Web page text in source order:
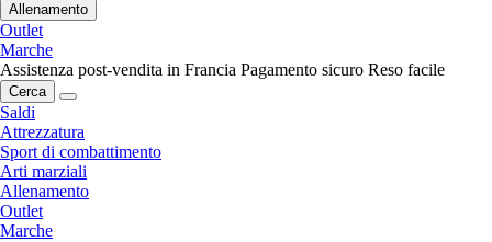
Allenamento
Outlet
Marche
Assistenza post-vendita in Francia Pagamento sicuro Reso facile
Cerca
Saldi
Attrezzatura
Sport di combattimento
Arti marziali
Allenamento
Outlet
Marche